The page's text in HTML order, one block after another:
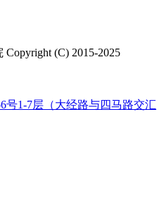
(C) 2015-2025
号1-7层（大经路与四马路交汇